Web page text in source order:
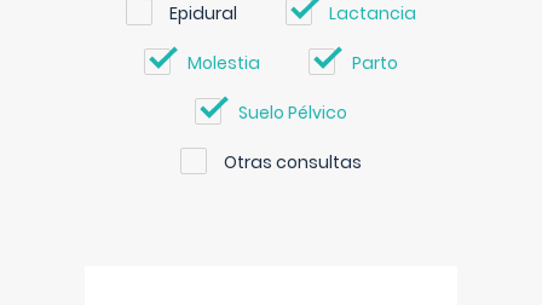
Epidural Lactancia
Molestia Parto
Suelo Pélvico
Otras consultas